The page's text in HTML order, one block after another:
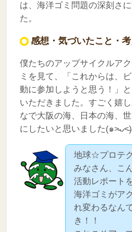
は、海洋ゴミ問題の深刻さ
た。
感想・気づいたこと・
僕たちのアップサイクルア
ミを見て、「これからは、
動に参加しようと思う！」
いただきました。すごく嬉
なで大阪の海、日本の海、
にしたいと思いました(๑˃̵ᴗ˂̵)
地球☆プロテ
みなさん、こ
活動レポート
海洋ゴミがア
れ変わるなん
き！！